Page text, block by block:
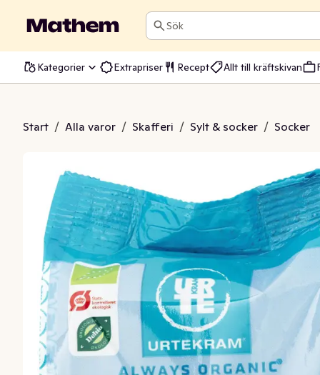
Sök
Kategorier Extrapriser Recept Allt till kräftskivan
Start / Alla varor / Skafferi / Sylt & socker / Socker
EKO